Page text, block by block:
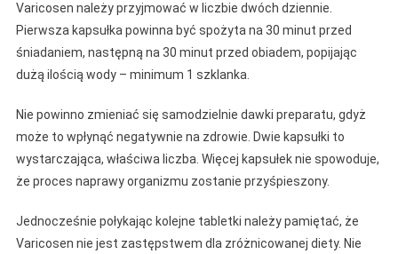
Varicosen należy przyjmować w liczbie dwóch dziennie.
Pierwsza kapsułka powinna być spożyta na 30 minut przed
śniadaniem, następną na 30 minut przed obiadem, popijając
dużą ilością wody – minimum 1 szklanka.
Nie powinno zmieniać się samodzielnie dawki preparatu, gdyż
może to wpłynąć negatywnie na zdrowie. Dwie kapsułki to
wystarczająca, właściwa liczba. Więcej kapsułek nie spowoduje,
że proces naprawy organizmu zostanie przyśpieszony.
Jednocześnie połykając kolejne tabletki należy pamiętać, że
Varicosen nie jest zastępstwem dla zróżnicowanej diety. Nie